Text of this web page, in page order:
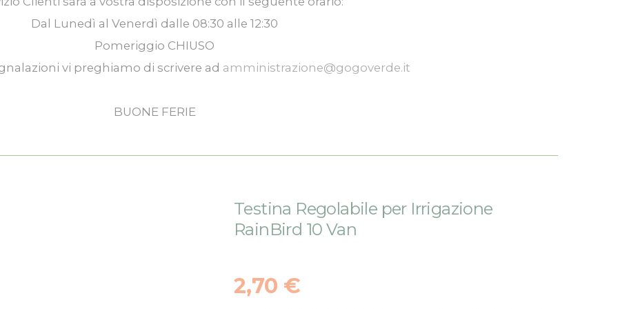
Dal Lunedì al Venerdì dalle 08:30 alle 12:30
Pomeriggio CHIUSO
vi preghiamo di scrivere ad amministrazione@gogoverde.it
BUONE FERIE
Testina Regolabile per Irrigazione
RainBird 10 Van
2,70 €